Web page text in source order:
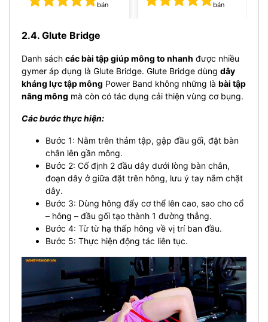
bán
bán
2.4. Glute Bridge
Danh sách các bài tập giúp mông to nhanh được nhiều
gymer áp dụng là Glute Bridge. Glute Bridge dùng dây
kháng lực tập mông Power Band không những là bài tập
nâng mông mà còn có tác dụng cải thiện vùng cơ bụng.
Các bước thực hiện:
Bước 1: Nằm trên thảm tập, gập đầu gối, đặt bàn
chân lên gần mông.
Bước 2: Cố định 2 đầu dây dưới lòng bàn chân,
đoạn dây ở giữa đặt trên hông, lưu ý tay nắm chặt
dây.
Bước 3: Dùng hông đẩy cơ thể lên cao, sao cho cổ
– hông – đầu gối tạo thành 1 đường thẳng.
Bước 4: Từ từ hạ thấp hông về vị trí ban đầu.
Bước 5: Thực hiện động tác liên tục.